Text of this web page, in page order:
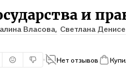
и
Власова, Светлана
Нет отзывов